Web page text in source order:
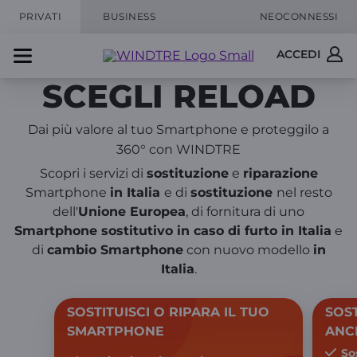
PRIVATI BUSINESS NEOCONNESSI
ACCEDI
SCEGLI RELOAD
Dai più valore al tuo Smartphone e proteggilo a
360° con WINDTRE
Scopri i servizi di sostituzionee riparazione
Smartphone in Italia e di sostituzione nel resto
dell'Unione Europea, di fornitura di uno
Smartphone sostitutivo in caso di furto in Italia e
di cambio Smartphonecon nuovo modello in
Italia.
SOSTITUISCI O RIPARA IL TUO
SMARTPHONE